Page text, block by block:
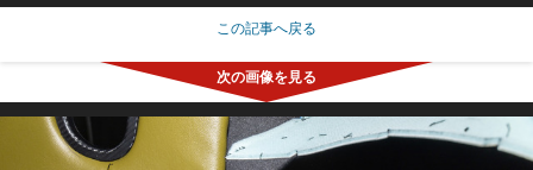
この記事へ戻る